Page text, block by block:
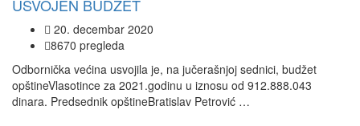
USVOJEN BUDŽET
20. decembar 2020
8670 pregleda
Odbornička većina usvojila je, na jučerašnjoj sednici, budžet
opštineVlasotince za 2021.godinu u iznosu od 912.888.043
dinara. Predsednik opštineBratislav Petrović …